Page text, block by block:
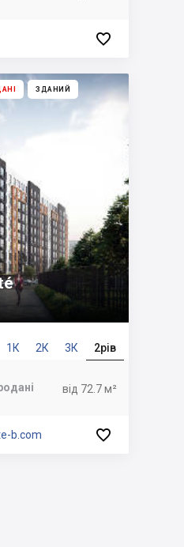

ЗДАНИЙ
1К 2К 3К 2рів
від 72.7 м²
b.com 